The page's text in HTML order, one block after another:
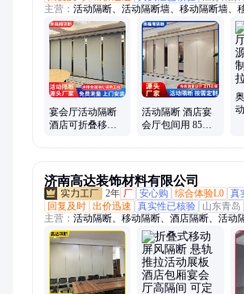
主营： 活动隔断、活动隔断墙、移动隔断墙、
动屏风隔断、酒店活动隔断、宴会厅隔断、活
隔断、推拉移门隔墙
宴会厅活动隔断
酒店可折叠移动
活动隔断 酒店宴
会厅包间用 85型
济南高达装饰材料有限公司
2年 厂 安心购 综合体验L0 真
回复及时 出价迅速 真实性已核验
山东青岛
主营： 活动隔断、移动隔断、酒店隔断、活动
墙、活动隔断屏风、移动隔断屏风、酒店活动
断、酒店屏风隔断、活动屏风